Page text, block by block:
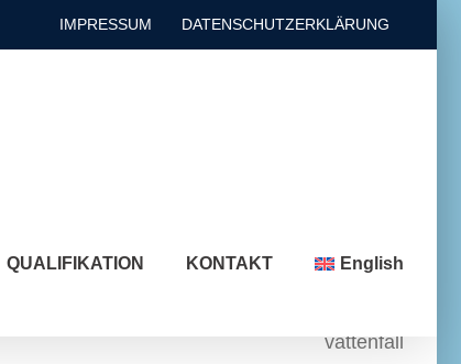
IMPRESSUM DATENSCHUTZERKLÄRUNG
QUALIFIKATION KONTAKT English
vattenfall